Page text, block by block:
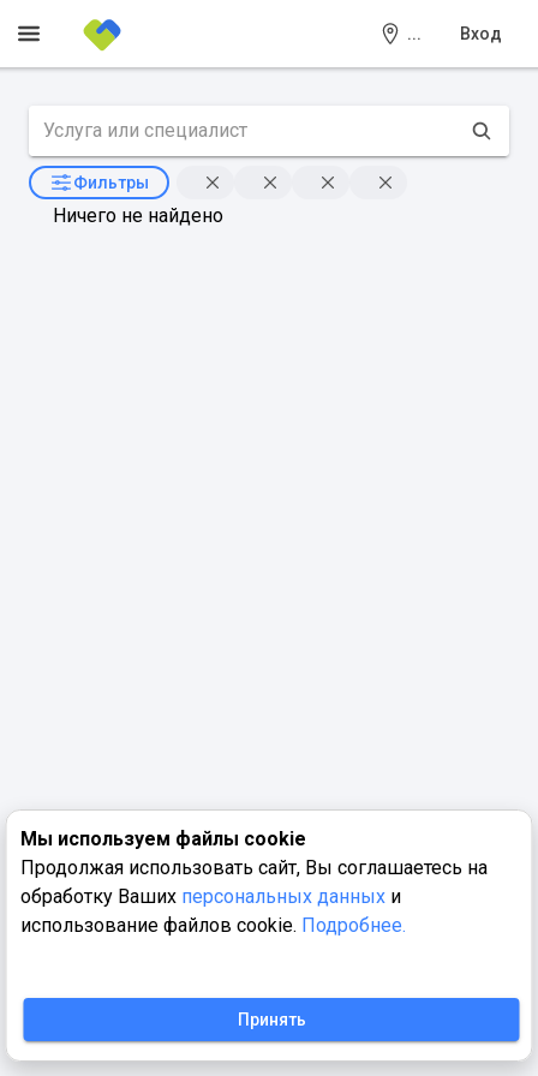
... Вход
Фильтры
Ничего не найдено
Мы используем файлы cookie
Продолжая использовать сайт, Вы соглашаетесь на
обработку Ваших персональных данных и
использование файлов cookie. Подробнее.
Принять